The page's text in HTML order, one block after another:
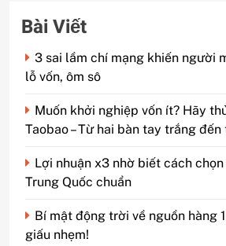
Bài Viết
3 sai lầm chí mạng khiến người
lỗ vốn, ôm sô
Muốn khởi nghiệp vốn ít? Hãy
Taobao – Từ hai bàn tay trắng
Lợi nhuận x3 nhờ biết cách
Trung Quốc chuẩn
Bí mật động trời về nguồn hàng
giấu nhẹm!